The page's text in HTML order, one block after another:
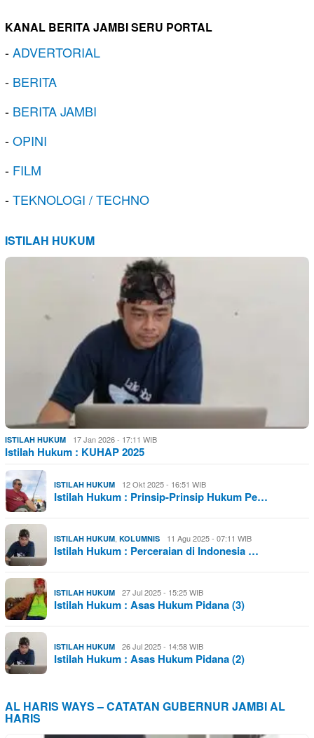
KANAL BERITA JAMBI SERU PORTAL
-ADVERTORIAL
- BERITA
- BERITA JAMBI
-OPINI
- FILM
-TEKNOLOGI / TECHNO
ISTILAH HUKUM
ISTILAH HUKUM 17 Jan 2026 - 17:11 WIB
Istilah Hukum : KUHAP 2025
ISTILAH HUKUM 12 Okt 2025 - 16:51 WIB
Istilah Hukum : Prinsip-Prinsip Hukum Pe…
ISTILAH HUKUM, KOLUMNIS 11 Agu 2025 - 07:11 WIB
Istilah Hukum : Perceraian di Indonesia …
ISTILAH HUKUM 27 Jul 2025 - 15:25 WIB
Istilah Hukum : Asas Hukum Pidana (3)
ISTILAH HUKUM 26 Jul 2025 - 14:58 WIB
Istilah Hukum : Asas Hukum Pidana (2)
AL HARIS WAYS – CATATAN GUBERNUR JAMBI AL
HARIS